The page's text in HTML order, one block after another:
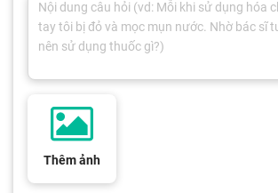
Thêm ảnh